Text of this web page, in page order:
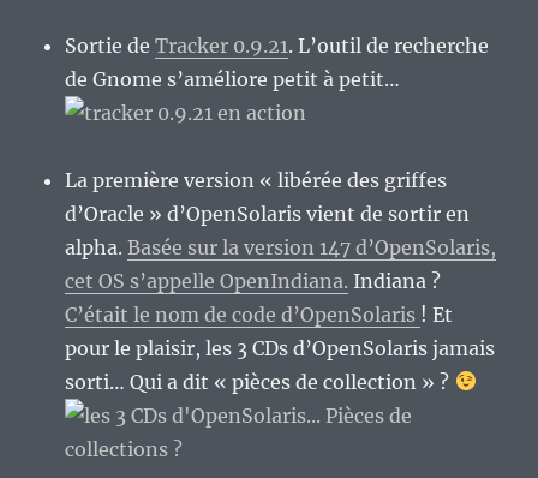
Sortie deTracker 0.9.21. L’outil de recherche
de Gnome s’améliore petit à petit…
La première version « libérée des griffes
d’Oracle » d’OpenSolaris vient de sortir en
alpha.Basée sur la version 147 d’OpenSolaris,
cet OS s’appelle OpenIndiana. Indiana ?
C’était le nom de code d’OpenSolaris ! Et
pour le plaisir, les 3 CDs d’OpenSolaris jamais
sorti… Qui a dit « pièces de collection » ?